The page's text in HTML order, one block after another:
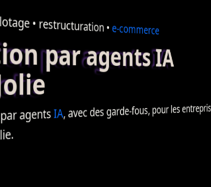
• restructuration•e-commerce
agents IA
paragentsIA, avec desgarde-fous, pour les